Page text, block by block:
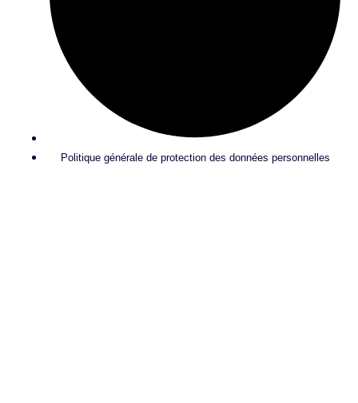
Politique générale de protection des données personnelles